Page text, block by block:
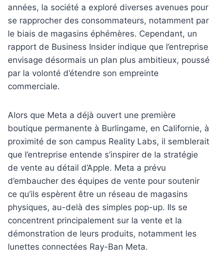
années, la société a exploré diverses avenues pour
se rapprocher des consommateurs, notamment par
le biais de magasins éphémères. Cependant, un
rapport de Business Insider indique que l’entreprise
envisage désormais un plan plus ambitieux, poussé
par la volonté d’étendre son empreinte
commerciale.
Alors que Meta a déjà ouvert une première
boutique permanente à Burlingame, en Californie, à
proximité de son campus Reality Labs, il semblerait
que l’entreprise entende s’inspirer de la stratégie
de vente au détail d’Apple. Meta a prévu
d’embaucher des équipes de vente pour soutenir
ce qu’ils espèrent être un réseau de magasins
physiques, au-delà des simples pop-up. Ils se
concentrent principalement sur la vente et la
démonstration de leurs produits, notamment les
lunettes connectées Ray-Ban Meta.